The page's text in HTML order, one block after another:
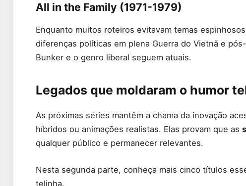
All in the Family (1971-1979)
Enquanto muitos roteiros evitavam temas
diferenças políticas em plena Guerra do Vietnã e
Bunker e o genro liberal seguem atuais.
Legados que moldaram o humor
As próximas séries mantêm a chama da inovação
híbridos ou animações realistas. Elas provam que as
qualquer público e permanecer relevantes.
Nesta segunda parte, conheça mais cinco títulos
telinha.